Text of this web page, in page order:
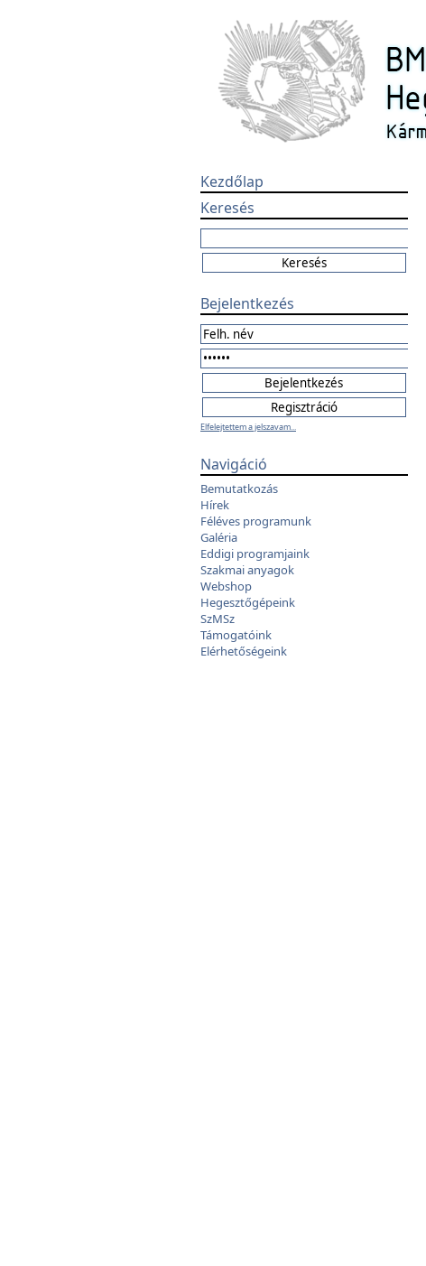
Kezdőlap
Keresés
Bejelentkezés
Elfelejtettem a jelszavam...
Navigáció
Bemutatkozás
Hírek
Féléves programunk
Galéria
Eddigi programjaink
Szakmai anyagok
Webshop
Hegesztőgépeink
SzMSz
Támogatóink
Elérhetőségeink